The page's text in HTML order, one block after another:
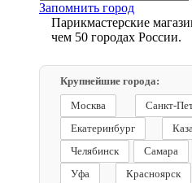
Запомнить город
Парикмастерские
чем 50 городах России.
Крупнейшие города:
Москва
Санкт-
Екатеринбург
Челябинск
Самара
Уфа
Красноярск